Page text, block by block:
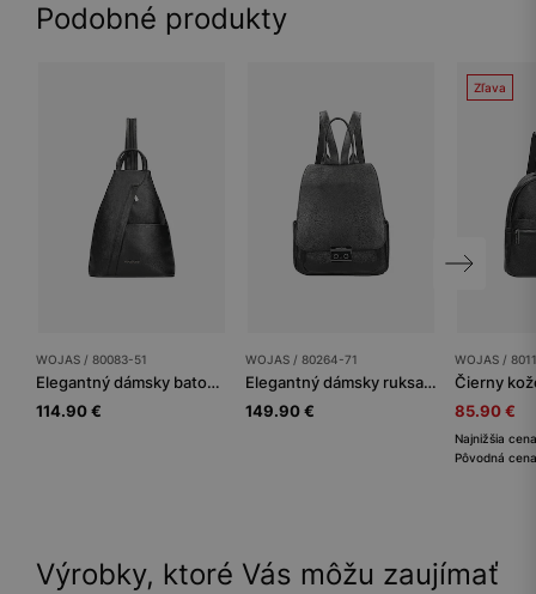
Podobné produkty
WOJAS / 80083-51
Elegantný dámsky batoh Wojas pre štýlovú ženu
114.90 €
WOJAS / 80264-71
Elegantný dámsky ruksak z čiernej kože
149.90 €
Zľava
WOJAS /
85.90 €
Najnižšia
Pôvodná
Výrobky, ktoré Vás môžu zaujímať